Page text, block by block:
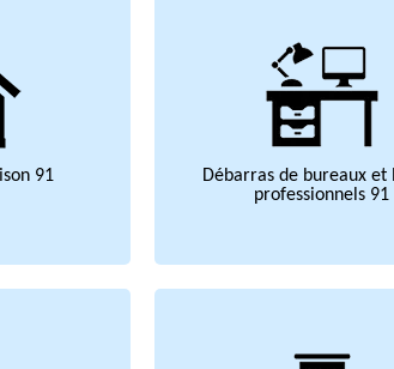
91
Débarras de bureaux et
professionnels 91